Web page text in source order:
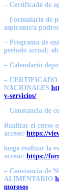
– Certificado de
– Formulario de
aspirante/a
– Programa de
periodo actual;
– Calendario
– CERTIFICADO
NACIONALES
y-servicios/
– Constancia de
Realizar el curso
acceso: https://
luego realizar la
acceso: https://
– Constancia de
ALIMENTARIO
morosos